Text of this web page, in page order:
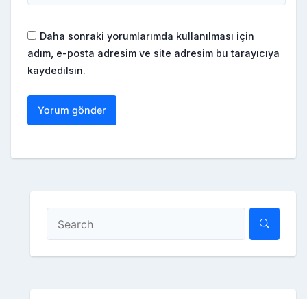
Daha sonraki yorumlarımda kullanılması için
adım, e-posta adresim ve site adresim bu tarayıcıya
kaydedilsin.